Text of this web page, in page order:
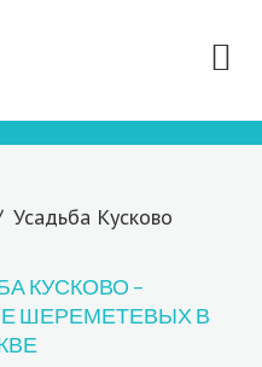
Усадьба Кусково
КУСКОВО –
ШЕРЕМЕТЕВЫХ В